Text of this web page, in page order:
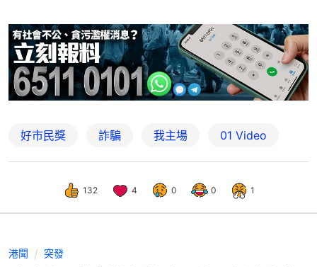
好市民獎 詐騙 我主場 01 Video
132 4 0 0 1
港聞 突發